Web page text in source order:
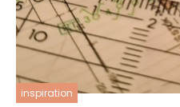
inspiration